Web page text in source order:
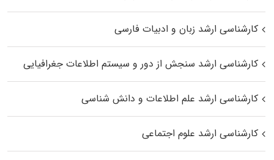
کارشناسی ارشد زبان و ادبیات فارسی
کارشناسی ارشد سنجش از دور و سیستم اطلاعات جغرافیایی
کارشناسی ارشد علم اطلاعات و دانش شناسی
کارشناسی ارشد علوم اجتماعی